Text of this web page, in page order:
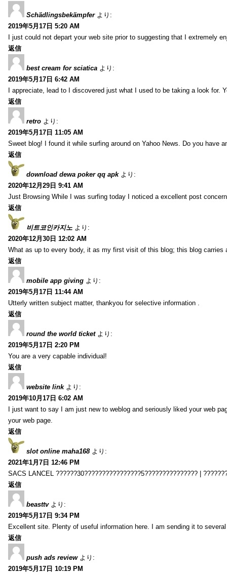
Schädlingsbekämpfer より:
2019年5月17日 5:20 AM
I just could not depart your web site prior to suggesting that I extremely
返信
best cream for sciatica より:
2019年5月17日 6:42 AM
I appreciate, lead to I discovered just what I used to be taking a look for.
返信
retro より:
2019年5月17日 11:05 AM
Sweet blog! I found it while surfing around on Yahoo News. Do you have
返信
download dewa poker qq apk より:
2020年12月29日 9:41 AM
Just Browsing While I was surfing today I noticed a excellent post
返信
비트코인카지노 より:
2020年12月30日 12:02 AM
What as up to every body, it as my first visit of this blog; this blog carries
返信
mobile app giving より:
2019年5月17日 11:44 AM
Utterly written subject matter, thankyou for selective information .
返信
round the world ticket より:
2019年5月17日 2:20 PM
You are a very capable individual!
返信
website link より:
2019年10月17日 6:02 AM
I just want to say I am just new to weblog and seriously liked your web
your web page.
返信
slot online maha168 より:
2021年1月7日 12:46 PM
SACS LANCEL ??????30????????????????5??????????????? |
返信
beasttv より:
2019年5月17日 9:34 PM
Excellent site. Plenty of useful information here. I am sending it to
返信
push ads review より:
2019年5月17日 10:19 PM